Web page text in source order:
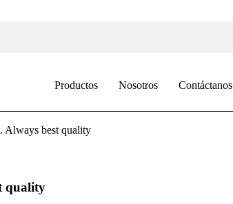
Productos Nosotros Contáctanos
Always best quality
quality